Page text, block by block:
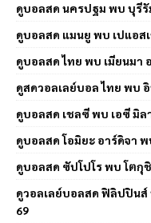
ดูบอลสด นครปฐม พบ บุรีรั
ดูบอลสด แมนยู พบ เปแอส
ดูบอลสด ไทย พบ เมียนมา
ดูสดวอลเลย์บอล ไทย พบ อิ
ดูบอลสด เชลซี พบ เอซี มิล
ดูบอลสด โอมิยะ อาร์ดิจา
ดูบอลสด ซัปโปโร พบ โตกุ
ดูวอลเลย์บอลสด ฟิลิปปินส์
69